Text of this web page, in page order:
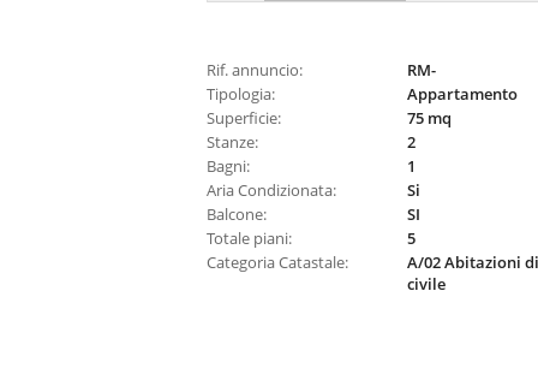
Rif. annuncio:
RM-
Tipologia:
Appartamento
Superficie:
75 mq
Stanze:
2
Bagni:
1
Aria Condizionata:
Si
Balcone:
SI
Totale piani:
5
Categoria Catastale:
A/02 Abitazioni
civile